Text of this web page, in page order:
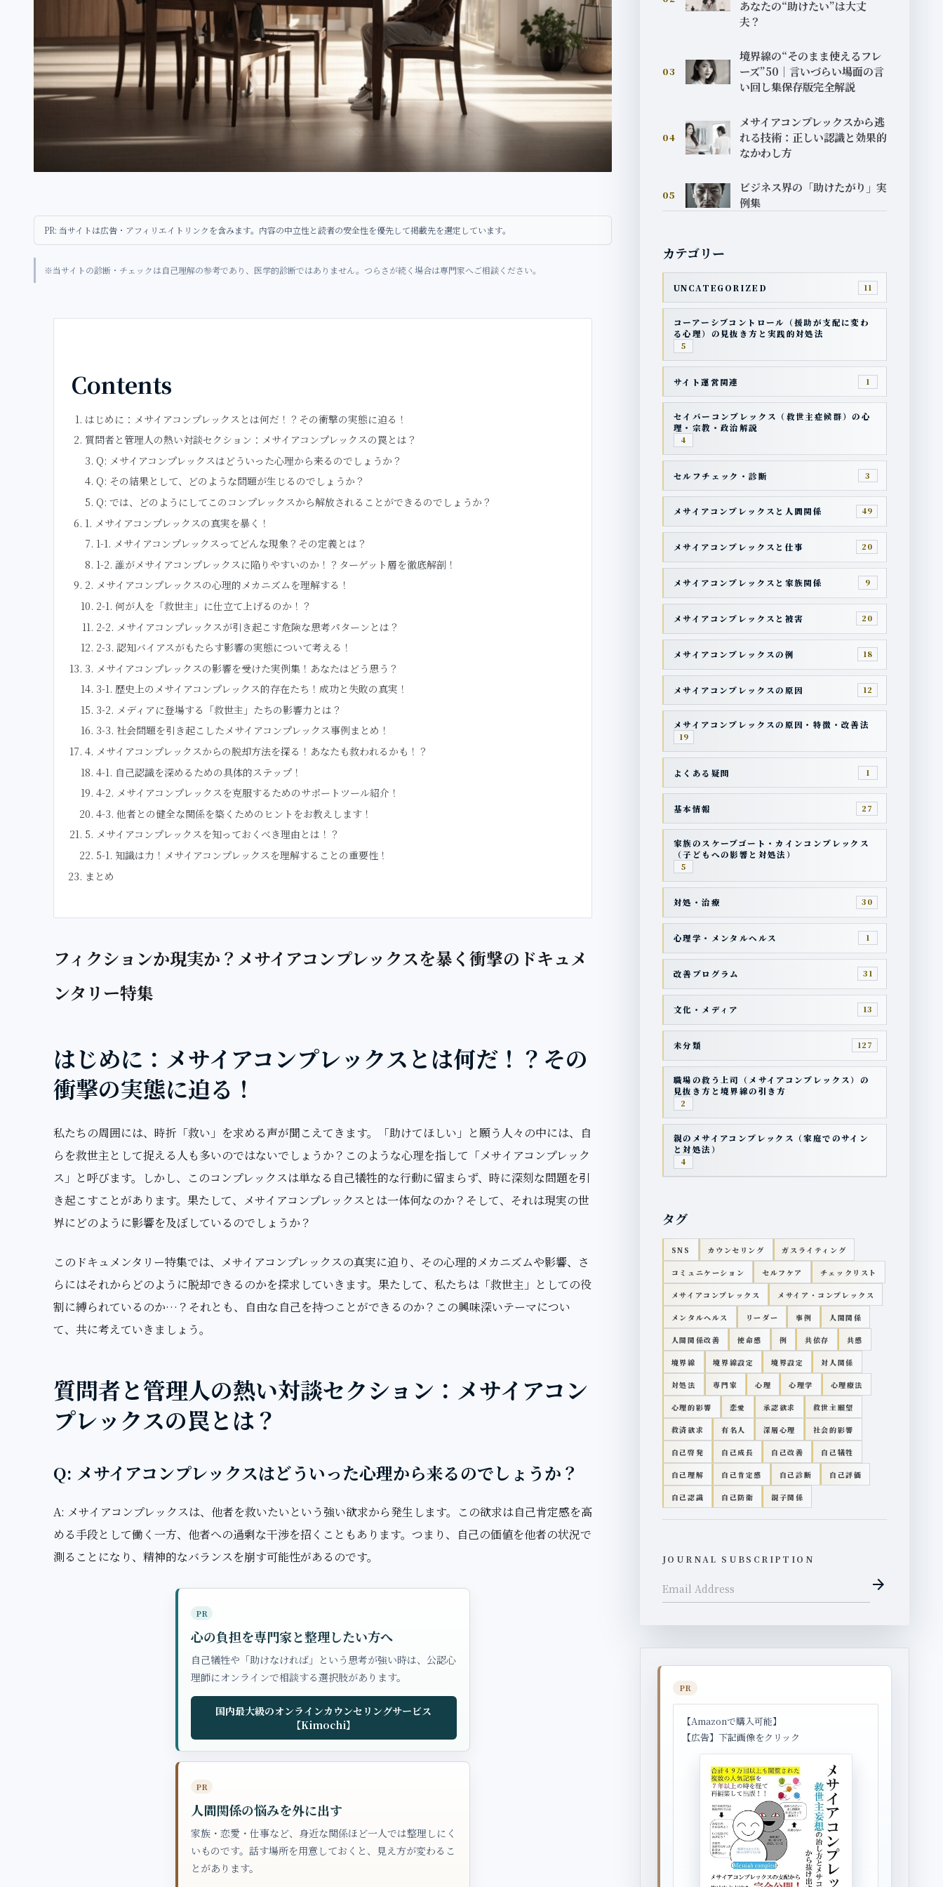
PR: 当サイトは広告・アフィリエイトリンクを含みます。内容の中立性と読者の安全性を優先して掲載先を選定しています。
※当サイトの診断・チェックは自己理解の参考であり、医学的診断ではありません。つらさが続く場合は専門家へご相談ください。
Contents
はじめに：メサイアコンプレックスとは何だ！？その衝撃の実態に迫る！
質問者と管理人の熱い対談セクション：メサイアコンプレックスの罠とは？
Q: メサイアコンプレックスはどういった心理から来るのでしょうか？
Q: その結果として、どのような問題が生じるのでしょうか？
Q: では、どのようにしてこのコンプレックスから解放されることができるのでしょうか？
1. メサイアコンプレックスの真実を暴く！
1-1. メサイアコンプレックスってどんな現象？その定義とは？
1-2. 誰がメサイアコンプレックスに陥りやすいのか！？ターゲット層を徹底解剖！
2. メサイアコンプレックスの心理的メカニズムを理解する！
2-1. 何が人を「救世主」に仕立て上げるのか！？
2-2. メサイアコンプレックスが引き起こす危険な思考パターンとは？
2-3. 認知バイアスがもたらす影響の実態について考える！
3. メサイアコンプレックスの影響を受けた実例集！あなたはどう思う？
3-1. 歴史上のメサイアコンプレックス的存在たち！成功と失敗の真実！
3-2. メディアに登場する「救世主」たちの影響力とは？
3-3. 社会問題を引き起こしたメサイアコンプレックス事例まとめ！
4. メサイアコンプレックスからの脱却方法を探る！あなたも救われるかも！？
4-1. 自己認識を深めるための具体的ステップ！
4-2. メサイアコンプレックスを克服するためのサポートツール紹介！
4-3. 他者との健全な関係を築くためのヒントをお教えします！
5. メサイアコンプレックスを知っておくべき理由とは！？
5-1. 知識は力！メサイアコンプレックスを理解することの重要性！
まとめ
フィクションか現実か？メサイアコンプレックスを暴く衝撃のドキュメ
ンタリー特集
はじめに：メサイアコンプレックスとは何だ！？その
衝撃の実態に迫る！
私たちの周囲には、時折「救い」を求める声が聞こえてきます。「助けてほしい」と願う人々の中には、自
らを救世主として捉える人も多いのではないでしょうか？このような心理を指して「メサイアコンプレック
ス」と呼びます。しかし、このコンプレックスは単なる自己犠牲的な行動に留まらず、時に深刻な問題を引
き起こすことがあります。果たして、メサイアコンプレックスとは一体何なのか？そして、それは現実の世
界にどのように影響を及ぼしているのでしょうか？
このドキュメンタリー特集では、メサイアコンプレックスの真実に迫り、その心理的メカニズムや影響、さ
らにはそれからどのように脱却できるのかを探求していきます。果たして、私たちは「救世主」としての役
割に縛られているのか…？それとも、自由な自己を持つことができるのか？この興味深いテーマについ
て、共に考えていきましょう。
質問者と管理人の熱い対談セクション：メサイアコン
プレックスの罠とは？
Q: メサイアコンプレックスはどういった心理から来るのでしょうか？
A: メサイアコンプレックスは、他者を救いたいという強い欲求から発生します。この欲求は自己肯定感を高
める手段として働く一方、他者への過剰な干渉を招くこともあります。つまり、自己の価値を他者の状況で
測ることになり、精神的なバランスを崩す可能性があるのです。
PR
心の負担を専門家と整理したい方へ
自己犠牲や「助けなければ」という思考が強い時は、公認心
理師にオンラインで相談する選択肢があります。
国内最大級のオンラインカウンセリングサービス
【Kimochi】
PR
人間関係の悩みを外に出す
家族・恋愛・仕事など、身近な関係ほど一人では整理しにく
いものです。話す場所を用意しておくと、見え方が変わるこ
とがあります。
あなたの“助けたい”は大丈
夫？
03
境界線の“そのまま使えるフレ
ーズ”50｜言いづらい場面の言
い回し集保存版完全解説
04
メサイアコンプレックスから逃
れる技術：正しい認識と効果的
なかわし方
05
ビジネス界の「助けたがり」実
例集
カテゴリー
UNCATEGORIZED 11
コーアーシブコントロール（援助が支配に変わ
る心理）の見抜き方と実践的対処法
5
サイト運営関連 1
セイバーコンプレックス（救世主症候群）の心
理・宗教・政治解説
4
セルフチェック・診断 3
メサイアコンプレックスと人間関係 49
メサイアコンプレックスと仕事 20
メサイアコンプレックスと家族関係 9
メサイアコンプレックスと被害 20
メサイアコンプレックスの例 18
メサイアコンプレックスの原因 12
メサイアコンプレックスの原因・特徴・改善法
19
よくある疑問 1
基本情報 27
家族のスケープゴート・カインコンプレックス
（子どもへの影響と対処法）
5
対処・治療 30
心理学・メンタルヘルス 1
改善プログラム 31
文化・メディア 13
未分類 127
職場の救う上司（メサイアコンプレックス）の
見抜き方と境界線の引き方
2
親のメサイアコンプレックス（家庭でのサイン
と対処法）
4
タグ
SNS カウンセリング ガスライティング
コミュニケーション セルフケア チェックリスト
メサイアコンプレックス メサイア・コンプレックス
メンタルヘルス リーダー 事例 人間関係
人間関係改善 使命感 例 共依存 共感
境界線 境界線設定 境界設定 対人関係
対処法 専門家 心理 心理学 心理療法
心理的影響 恋愛 承認欲求 救世主願望
救済欲求 有名人 深層心理 社会的影響
自己啓発 自己成長 自己改善 自己犠牲
自己理解 自己肯定感 自己診断 自己評価
自己認識 自己防衛 親子関係
JOURNAL SUBSCRIPTION
arrow_forward
PR
【Amazonで購入可能】
【広告】下記画像をクリック